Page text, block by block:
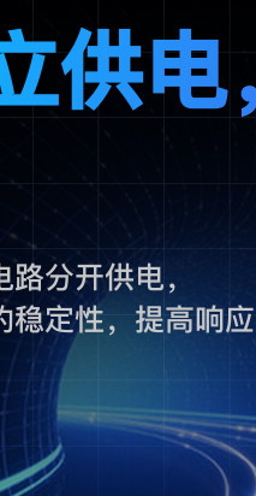
供电
分开供电，
稳定性，提高响